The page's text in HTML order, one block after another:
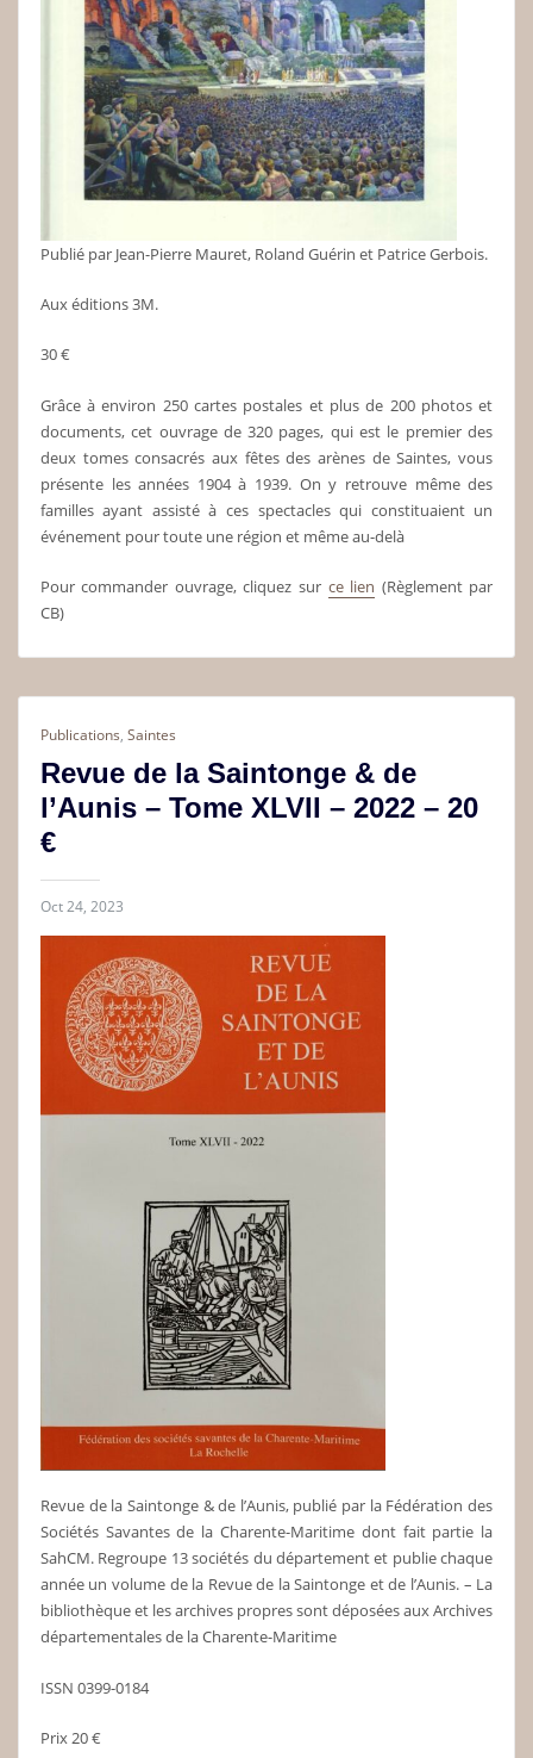
Publié par Jean-Pierre Mauret, Roland Guérin et Patrice Gerbois.
Aux éditions 3M.
30 €
Grâce à environ 250 cartes postales et plus de 200 photos et
documents, cet ouvrage de 320 pages, qui est le premier des
deux tomes consacrés aux fêtes des arènes de Saintes, vous
présente les années 1904 à 1939. On y retrouve même des
familles ayant assisté à ces spectacles qui constituaient un
événement pour toute une région et même au-delà
Pour commander ouvrage, cliquez sur ce lien (Règlement par
CB)
Publications, Saintes
Revue de la Saintonge & de
l’Aunis – Tome XLVII – 2022 – 20
€
Oct 24, 2023
Revue de la Saintonge & de l’Aunis, publié par la Fédération des
Sociétés Savantes de la Charente-Maritime dont fait partie la
SahCM. Regroupe 13 sociétés du département et publie chaque
année un volume de la Revue de la Saintonge et de l’Aunis. – La
bibliothèque et les archives propres sont déposées aux Archives
départementales de la Charente-Maritime
ISSN 0399-0184
Prix 20 €